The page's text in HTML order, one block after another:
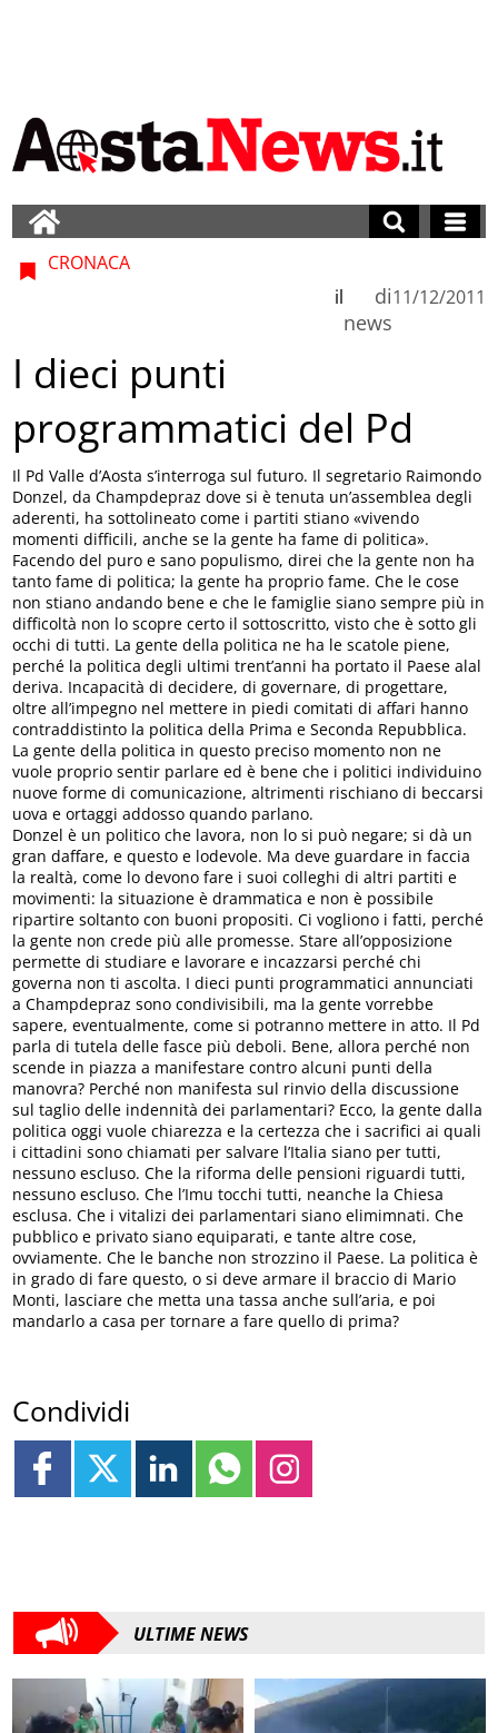
CRONACA
di
news
il 11/12/2011
I dieci punti
programmatici del Pd
Il Pd Valle d’Aosta s’interroga sul futuro. Il segretario Raimondo
Donzel, da Champdepraz dove si è tenuta un’assemblea degli
aderenti, ha sottolineato come i partiti stiano «vivendo
momenti difficili, anche se la gente ha fame di politica».
Facendo del puro e sano populismo, direi che la gente non ha
tanto fame di politica; la gente ha proprio fame. Che le cose
non stiano andando bene e che le famiglie siano sempre più in
difficoltà non lo scopre certo il sottoscritto, visto che è sotto gli
occhi di tutti. La gente della politica ne ha le scatole piene,
perché la politica degli ultimi trent’anni ha portato il Paese alal
deriva. Incapacità di decidere, di governare, di progettare,
oltre all’impegno nel mettere in piedi comitati di affari hanno
contraddistinto la politica della Prima e Seconda Repubblica.
La gente della politica in questo preciso momento non ne
vuole proprio sentir parlare ed è bene che i politici individuino
nuove forme di comunicazione, altrimenti rischiano di beccarsi
uova e ortaggi addosso quando parlano.
Donzel è un politico che lavora, non lo si può negare; si dà un
gran daffare, e questo e lodevole. Ma deve guardare in faccia
la realtà, come lo devono fare i suoi colleghi di altri partiti e
movimenti: la situazione è drammatica e non è possibile
ripartire soltanto con buoni propositi. Ci vogliono i fatti, perché
la gente non crede più alle promesse. Stare all’opposizione
permette di studiare e lavorare e incazzarsi perché chi
governa non ti ascolta. I dieci punti programmatici annunciati
a Champdepraz sono condivisibili, ma la gente vorrebbe
sapere, eventualmente, come si potranno mettere in atto. Il Pd
parla di tutela delle fasce più deboli. Bene, allora perché non
scende in piazza a manifestare contro alcuni punti della
manovra? Perché non manifesta sul rinvio della discussione
sul taglio delle indennità dei parlamentari? Ecco, la gente dalla
politica oggi vuole chiarezza e la certezza che i sacrifici ai quali
i cittadini sono chiamati per salvare l’Italia siano per tutti,
nessuno escluso. Che la riforma delle pensioni riguardi tutti,
nessuno escluso. Che l’Imu tocchi tutti, neanche la Chiesa
esclusa. Che i vitalizi dei parlamentari siano elimimnati. Che
pubblico e privato siano equiparati, e tante altre cose,
ovviamente. Che le banche non strozzino il Paese. La politica è
in grado di fare questo, o si deve armare il braccio di Mario
Monti, lasciare che metta una tassa anche sull’aria, e poi
mandarlo a casa per tornare a fare quello di prima?
Condividi
ULTIME NEWS